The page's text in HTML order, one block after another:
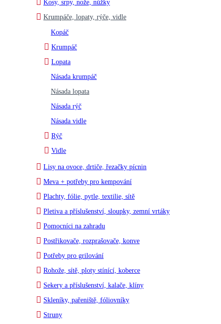
Kosy, srpy, nože, nůžky
Krumpáče, lopaty, rýče, vidle
Kopáč
Krumpáč
Lopata
Násada krumpáč
Násada lopata
Násada rýč
Násada vidle
Rýč
Vidle
Lisy na ovoce, drtiče, řezačky pícnin
Meva + potřeby pro kempování
Plachty, fólie, pytle, textilie, sítě
Pletiva a příslušenství, sloupky, zemní vrtáky
Pomocníci na zahradu
Postřikovače, rozprašovače, konve
Potřeby pro grilování
Rohože, sítě, ploty stínící, koberce
Sekery a příslušenství, kalače, klíny
Skleníky, pařeniště, fóliovníky
Struny